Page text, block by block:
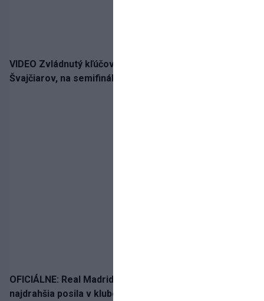
VIDEO Zvládnutý kľúčový krok! Osemnástka zdolala
Švajčiarov, na semifinále potrebuje pomoc favorita
OFICIÁLNE: Real Madrid rozbil bank. Z Lipska prichádza
najdrahšia posila v klubovej histórii